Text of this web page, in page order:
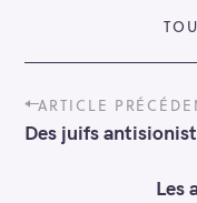
P
o
s
ARTICLE
Des juifs
Les